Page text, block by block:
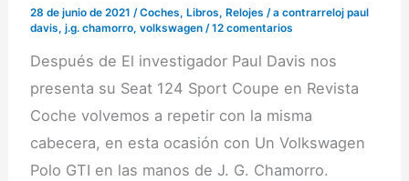
28 de junio de 2021/Coches, Libros, Relojes /a contrarreloj paul
davis,j.g. chamorro,volkswagen /12 comentarios
Después de El investigador Paul Davis nos
presenta su Seat 124 Sport Coupe en Revista
Coche volvemos a repetir con la misma
cabecera, en esta ocasión con Un Volkswagen
Polo GTI en las manos de J. G. Chamorro.